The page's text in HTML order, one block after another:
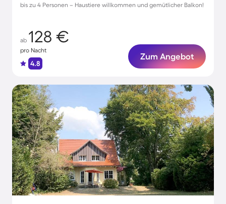
bis zu 4 Personen – Haustiere willkommen und gemütlicher Balkon!
ab 128 €
pro Nacht
4.8
Zum Angebot